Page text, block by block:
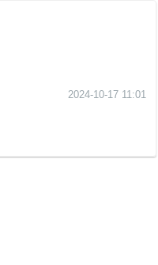
2024-10-17 11:01